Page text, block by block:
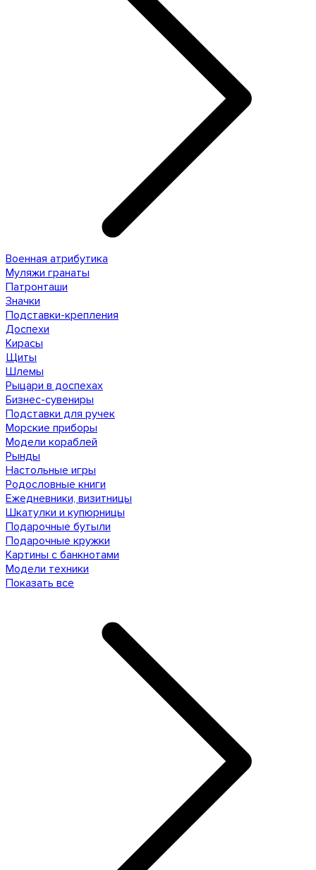
Военная атрибутика
Муляжи гранаты
Патронташи
Значки
Подставки-крепления
Доспехи
Кирасы
Щиты
Шлемы
Рыцари в доспехах
Бизнес-сувениры
Подставки для ручек
Морские приборы
Модели кораблей
Рынды
Настольные игры
Родословные книги
Ежедневники, визитницы
Шкатулки и купюрницы
Подарочные бутыли
Подарочные кружки
Картины с банкнотами
Модели техники
Показать все